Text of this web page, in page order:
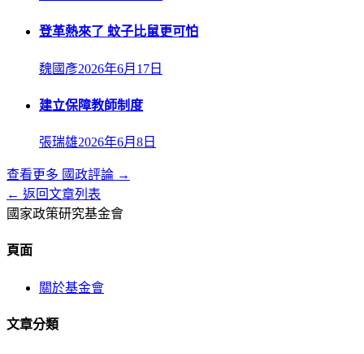
登革熱來了 蚊子比鼠更可怕
魏國彥2026年6月17日
建立保障教師制度
張瑞雄2026年6月8日
查看更多 國政評論 →
← 返回文章列表
國家政策研究基金會
頁面
關於基金會
文章分類